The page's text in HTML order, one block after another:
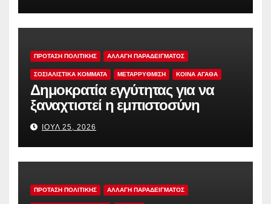
ΠΡΟΤΑΣΗ ΠΟΛΙΤΙΚΗΣ ΑΛΛΑΓΗ ΠΑΡΑΔΕΙΓΜΑΤΟΣ
ΣΟΣΙΑΛΙΣΤΙΚΆ ΚΌΜΜΑΤΑ ΜΕΤΑΡΡΥΘΜΙΣΗ ΚΟΙΝΑ ΑΓΑΘΑ
Δημοκρατία εγγύτητας για να
ξαναχτιστεί η εμπιστοσύνη
ΙΟΎΛ 25, 2026
ΠΡΟΤΑΣΗ ΠΟΛΙΤΙΚΗΣ ΑΛΛΑΓΗ ΠΑΡΑΔΕΙΓΜΑΤΟΣ